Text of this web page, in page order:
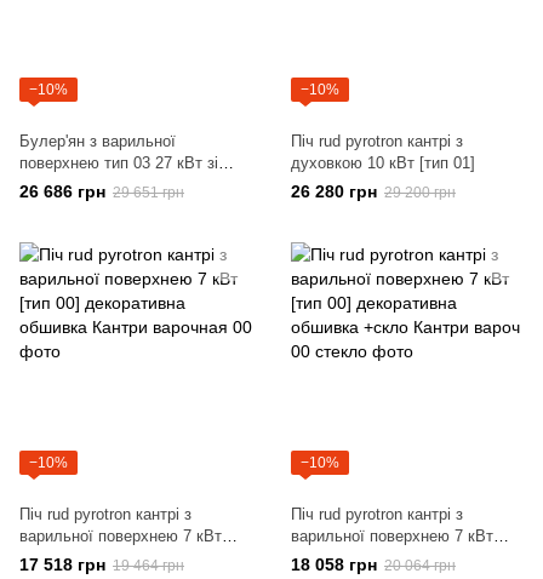
−10%
Булер'ян з варильної
поверхнею тип 03 27 кВт зі
склом
26 686 грн 29 651 грн
−10%
Піч rud pyrotron кантрі з
духовкою 10 кВт [тип 01]
26 280 грн 29 200 грн
−10%
Піч rud pyrotron кантрі з
варильної поверхнею 7 кВт
[тип 00] декоративна обшивка
17 518 грн 19 464 грн
−10%
Піч rud pyrotron кантрі з
варильної поверхнею 7 кВт
[тип 00] декоративна обшивка
18 058 грн 20 064 грн